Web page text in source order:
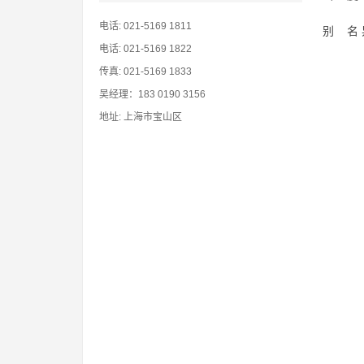
别 名
电话: 021-5169 1811
电话: 021-5169 1822
传真: 021-5169 1833
吴经理：183 0190 3156
地址: 上海市宝山区